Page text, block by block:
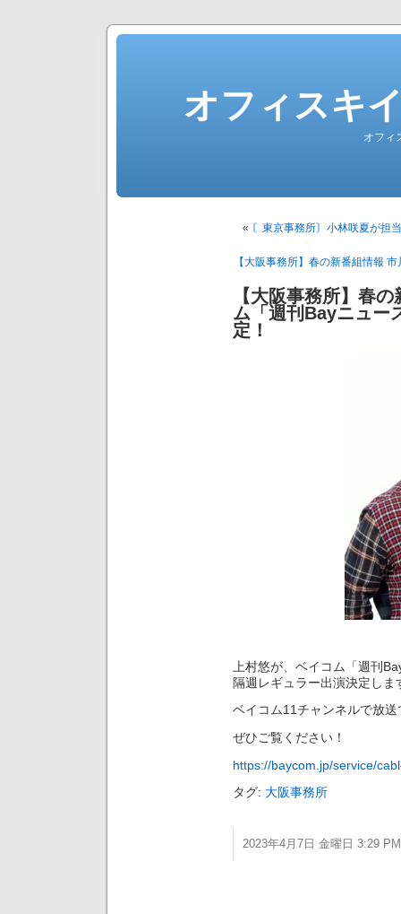
オフィスキ
オフィ
« 〘東京事務所〙小林咲夏が担
【大阪事務所】春の新番組情報
【大阪事務所】春
ム「週刊Bayニュー
定！
上村悠が、ベイコム「週刊
隔週レギュラー出演決定しま
ベイコム11チャンネルで放送
ぜひご覧ください！
https://baycom.jp/service/
タグ: 大阪事務所
2023年4月7日 金曜日 3:29